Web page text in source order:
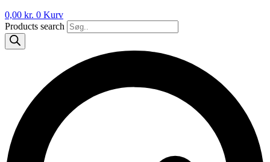
0,00 kr. 0 Kurv
Products search